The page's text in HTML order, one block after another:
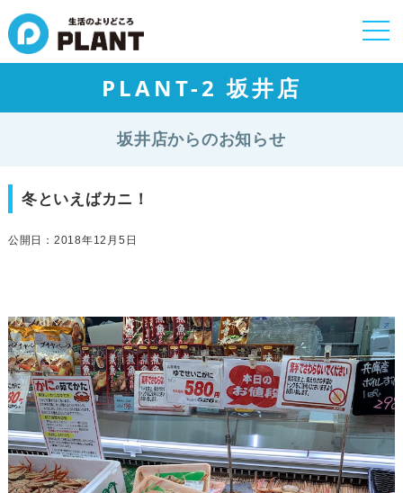
PLANT-2 坂井店
坂井店からのお知らせ
冬といえばカニ！
公開日：2018年12月5日